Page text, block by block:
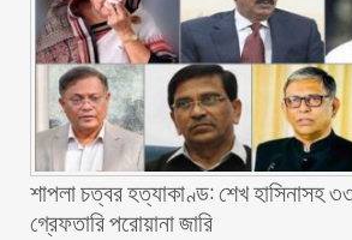
শাপলা চত্বর হত্যাকাণ্ড: শেখ হাসিনাসহ
গ্রেফতারি পরোয়ানা জারি